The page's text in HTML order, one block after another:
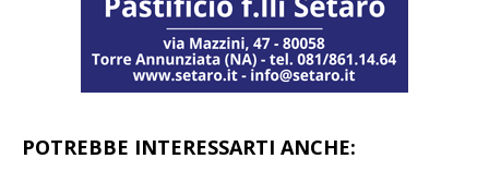
POTREBBE INTERESSARTI ANCHE: